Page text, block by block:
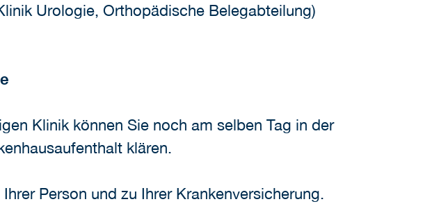
Urologie, Orthopädische Belegabteilung)
Klinik können Sie noch am selben Tag in der
klären.
Person und zu Ihrer Krankenversicherung.